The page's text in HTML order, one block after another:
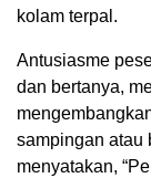
kolam terpal.
Antusiasme
dan bertanya,
sampingan atau
menyatakan,